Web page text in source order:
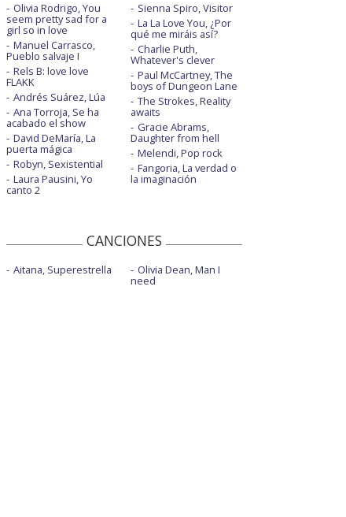
Olivia Rodrigo, You
seem pretty sad for a
girl so in love
Manuel Carrasco,
Pueblo salvaje I
Rels B: love love
FLAKK
Andrés Suárez, Lúa
Ana Torroja, Se ha
acabado el show
David DeMaría, La
puerta mágica
Robyn, Sexistential
Laura Pausini, Yo
canto 2
Sienna Spiro, Visitor
La La Love You, ¿Por
qué me miráis así?
Charlie Puth,
Whatever's clever
Paul McCartney, The
boys of Dungeon Lane
The Strokes, Reality
awaits
Gracie Abrams,
Daughter from hell
Melendi, Pop rock
Fangoria, La verdad o
la imaginación
CANCIONES
Aitana, Superestrella Olivia Dean, Man I
need